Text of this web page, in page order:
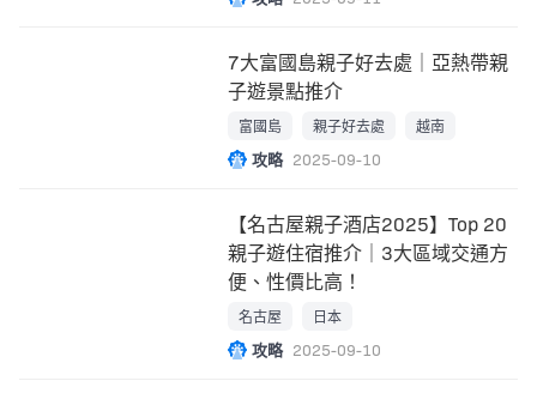
7大富國島親子好去處｜亞熱帶親
子遊景點推介
富國島 親子好去處 越南
攻略 2025-09-10
【名古屋親子酒店2025】Top 20
親子遊住宿推介｜3大區域交通方
便、性價比高！
名古屋 日本
攻略 2025-09-10